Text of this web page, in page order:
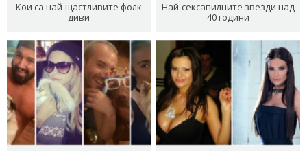
Кои са най-щастливите фолк
диви
Най-сексапилните звезди над
40 години